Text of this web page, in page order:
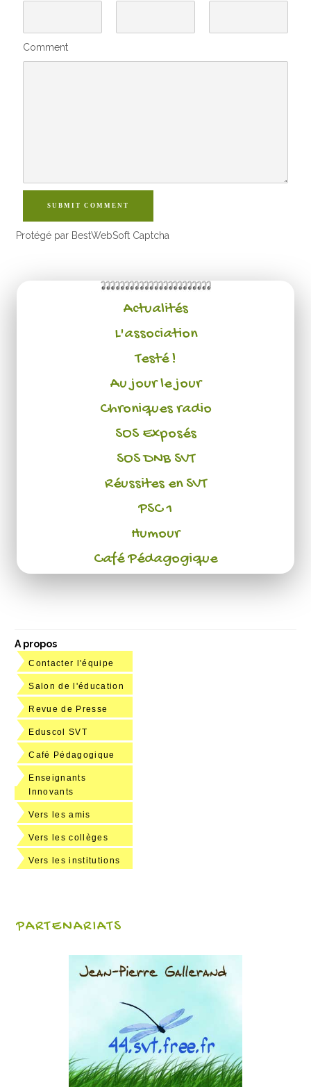
Comment
SUBMIT COMMENT
Protégé par BestWebSoft Captcha
Actualités
L'association
Testé !
Au jour le jour
Chroniques radio
SOS Exposés
SOS DNB SVT
Réussites en SVT
PSC 1
Humour
Café Pédagogique
A propos
Contacter l'équipe
Salon de l'éducation
Revue de Presse
Eduscol SVT
Café Pédagogique
Enseignants
Innovants
Vers les amis
Vers les collèges
Vers les institutions
PARTENARIATS